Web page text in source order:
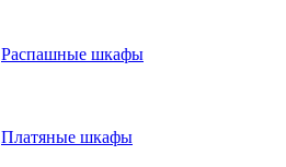
Распашные шкафы
Платяные шкафы